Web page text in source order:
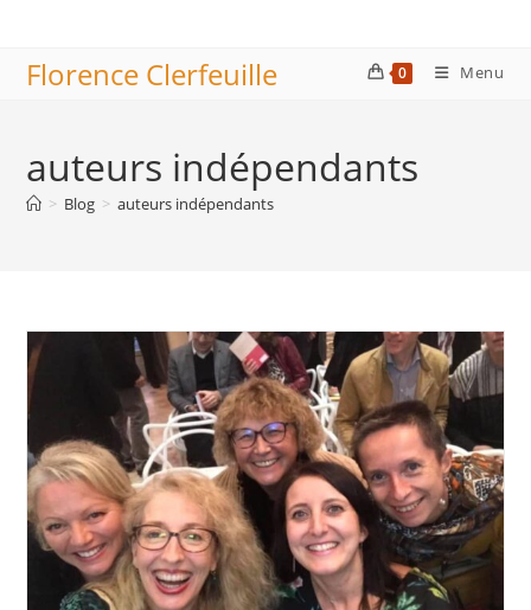
contentFlorence Clerfeuille 0 Menu
auteurs indépendants
> Blog > auteurs indépendants